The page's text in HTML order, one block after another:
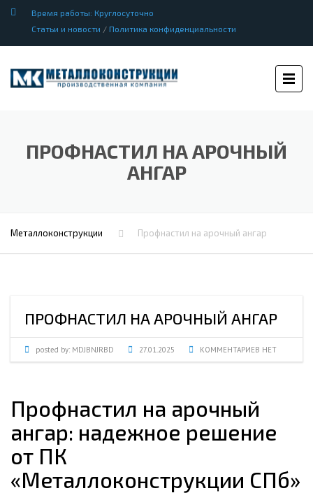
Время работы: Круглосуточно
Статьи и новости / Политика конфиденциальности
ПРОФНАСТИЛ НА АРОЧНЫЙ
АНГАР
Металлоконструкции Профнастил на арочный ангар
ПРОФНАСТИЛ НА АРОЧНЫЙ АНГАР
posted by: MDJBNJRBD 27.01.2025 КОММЕНТАРИЕВ НЕТ
Профнастил на арочный
ангар: надежное решение
от ПК
«Металлоконструкции СПб»